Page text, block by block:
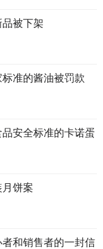
被下架
准的酱油被罚款
安全标准的卡诺蛋
饼案
和销售者的一封信